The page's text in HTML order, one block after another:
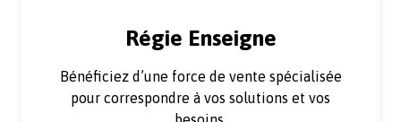
Régie Enseigne
Bénéficiez d’une force de vente spécialisée
pour correspondre à vos solutions et vos